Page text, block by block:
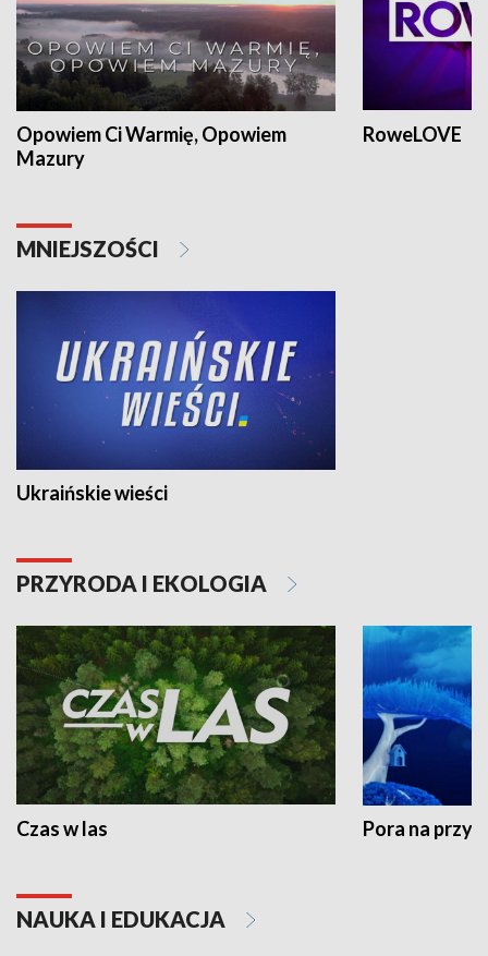
Opowiem Ci Warmię, Opowiem
Mazury
RoweLOVE
MNIEJSZOŚCI
Ukraińskie wieści
PRZYRODA I EKOLOGIA
Czas w las Pora na
NAUKA I EDUKACJA